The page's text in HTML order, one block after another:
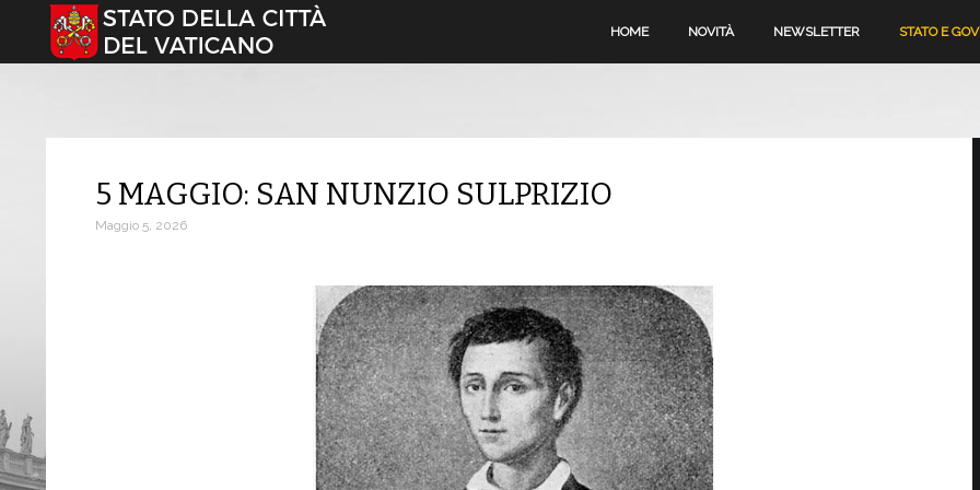
Seleziona la tua lingua HOME NOVITÀ NEWSLETTER STATO E
5 MAGGIO: SAN NUNZIO SULPRIZIO
Maggio 5, 2026